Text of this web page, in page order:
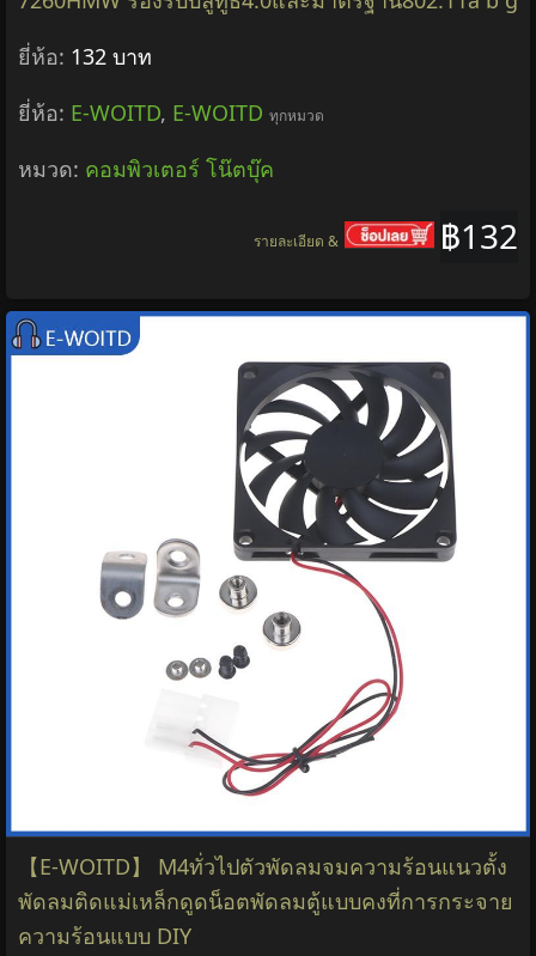
ยี่ห้อ: 132 บาท
ยี่ห้อ: E-WOITD, E-WOITD ทุกหมวด
หมวด: คอมพิวเตอร์ โน๊ตบุ๊ค
฿132
รายละเอียด &
【E-WOITD】 M4ทั่วไปตัวพัดลมจมความร้อนแนวตั้ง
พัดลมติดแม่เหล็กดูดน็อตพัดลมตู้แบบคงที่การกระจาย
ความร้อนแบบ DIY